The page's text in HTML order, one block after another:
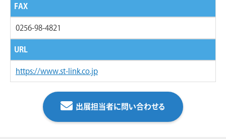
FAX
0256-98-4821
URL
https://www.st-link.co.jp
出展担当者に問い合わせる